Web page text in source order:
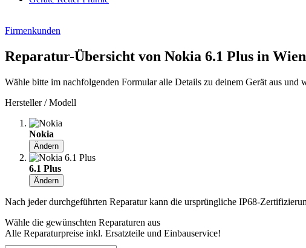
Firmenkunden
Reparatur-Übersicht von Nokia 6.1 Plus in Wien
Wähle bitte im nachfolgenden Formular alle Details zu deinem Gerät aus und
Hersteller / Modell
Nokia
Ändern
6.1 Plus
Ändern
Nach jeder durchgeführten Reparatur kann die ursprüngliche IP68-
Wähle die gewünschten Reparaturen aus
Alle Reparaturpreise inkl. Ersatzteile und Einbauservice!